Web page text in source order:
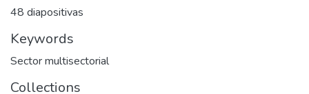
48 diapositivas
Keywords
Sector multisectorial
Collections